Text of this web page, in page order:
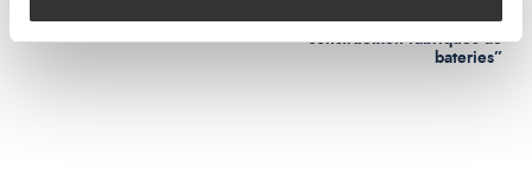
Mediterrani
hi ha connexions per mar no es
construeixen fàbriques de
bateries”